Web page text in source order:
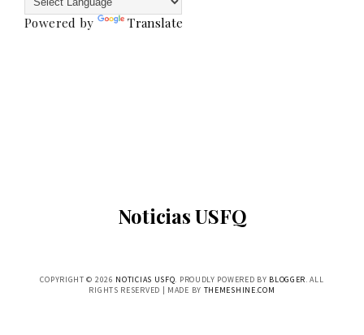
Powered by Translate
Noticias USFQ
COPYRIGHT © 2026 NOTICIAS USFQ. PROUDLY POWERED BY BLOGGER. ALL
RIGHTS RESERVED | MADE BY THEMESHINE.COM